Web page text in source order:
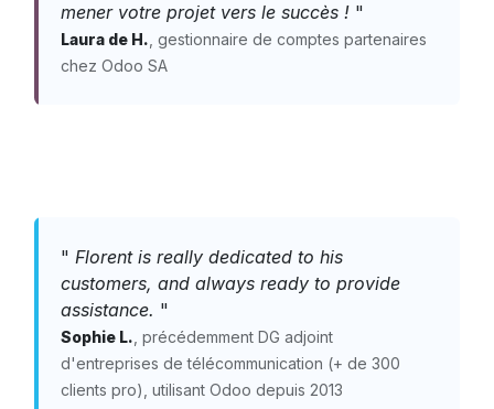
" Florent is really dedicated to his
customers, and always ready to provide
assistance. "
Sophie L. , précédemment DG adjoint
d'entreprises de télécommunication (+ de 300
clients pro), utilisant Odoo depuis 2013
mener votre projet vers le succès ! "
Laura de H. , gestionnaire de comptes partenaires
chez Odoo SA